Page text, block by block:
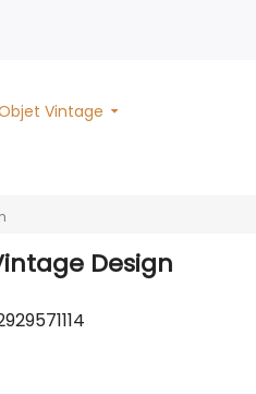
Vintage
Design